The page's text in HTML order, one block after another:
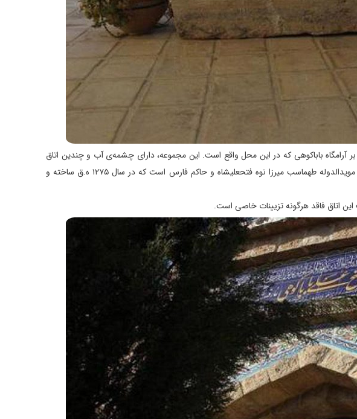
بر آرامگاه باباکوهی که در این محل واقع است. این مجموعه، دارای چشمه‌ی آب و چندین اتاق
است که گفته شده اتاق‌ها و گنبد مربوط به دوره قاجار و از آثار مویدالدوله طهماسب میرزا نوه فتحعلیشاه و حاکم فارس است که در سال ۱۲۷۵ ه.ق ساخته و
این اتاق فاقد هرگونه تزیینات خاصی است.